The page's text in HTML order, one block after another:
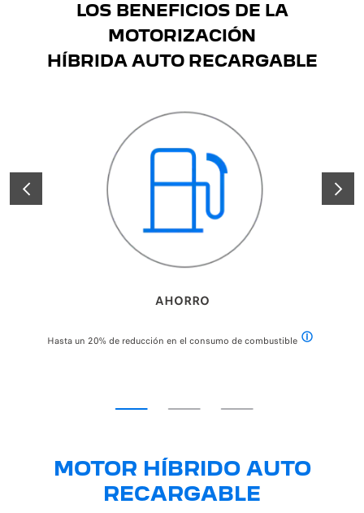
LOS BENEFICIOS DE LA
MOTORIZACIÓN
HÍBRIDA AUTO RECARGABLE
ANTERIOR
AHORRO
Hasta un 20% de reducción en el consumo de combustible
MOTOR HÍBRIDO AUTO
RECARGABLE